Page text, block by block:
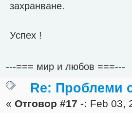
захранване.
Успех !
---=== мир и любов ===---
Re: Проблеми
« Отговор #17 -: Feb 03,